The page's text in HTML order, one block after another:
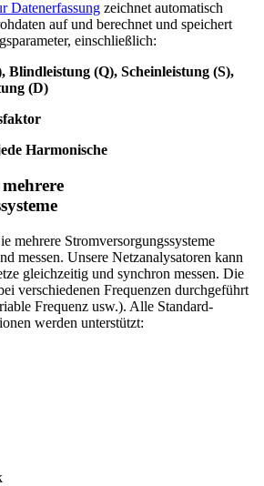
Datenerfassung zeichnet automatisch
auf und berechnet und speichert
einschließlich:
Blindleistung (Q), Scheinleistung (S),
(D)
Harmonische
mehrere Stromversorgungssysteme
messen. Unsere Netzanalysatoren kann
gleichzeitig und synchron messen. Die
verschiedenen Frequenzen durchgeführt
Frequenz usw.). Alle Standard-
werden unterstützt: